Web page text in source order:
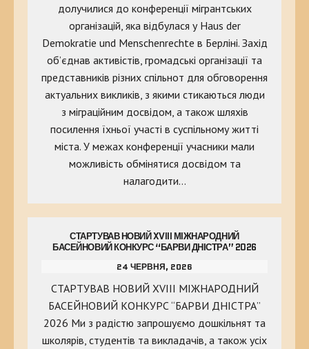
долучилися до конференції мігрантських
організацій, яка відбулася у Haus der
Demokratie und Menschenrechte в Берліні. Захід
об’єднав активістів, громадські організації та
представників різних спільнот для обговорення
актуальних викликів, з якими стикаються люди
з міграційним досвідом, а також шляхів
посилення їхньої участі в суспільному житті
міста. У межах конференції учасники мали
можливість обмінятися досвідом та
налагодити…
СТАРТУВАВ НОВИЙ XVIII МІЖНАРОДНИЙ
БАСЕЙНОВИЙ КОНКУРС “БАРВИ ДНІСТРА” 2026
24 ЧЕРВНЯ, 2026
СТАРТУВАВ НОВИЙ XVIII МІЖНАРОДНИЙ
БАСЕЙНОВИЙ КОНКУРС “БАРВИ ДНІСТРА”
2026 Ми з радістю запрошуємо дошкільнят та
школярів, студентів та викладачів, а також усіх